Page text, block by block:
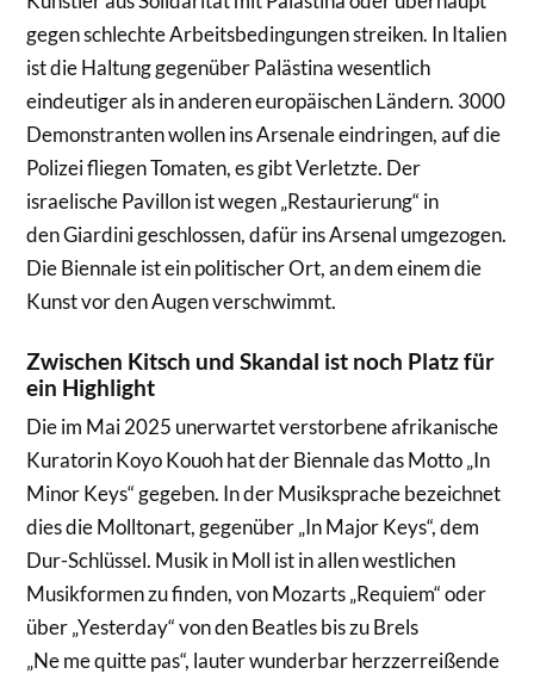
gegen schlechte Arbeitsbedingungen streiken. In Italien
ist die Haltung gegenüber Palästina wesentlich
eindeutiger als in anderen europäischen Ländern. 3000
Demonstranten wollen ins Arsenale eindringen, auf die
Polizei fliegen Tomaten, es gibt Verletzte. Der
israelische Pavillon ist wegen „Restaurierung“ in
den Giardini geschlossen, dafür ins Arsenal umgezogen.
Die Biennale ist ein politischer Ort, an dem einem die
Kunst vor den Augen verschwimmt.
Zwischen Kitsch und Skandal ist noch Platz für
ein Highlight
Die im Mai 2025 unerwartet verstorbene afrikanische
KuratorinKoyoKouohhat der Biennale das Motto „In
Minor Keys“ gegeben. In der Musiksprache bezeichnet
dies die Molltonart, gegenüber „In Major Keys“, dem
Dur-Schlüssel. Musik in Moll ist in allen westlichen
Musikformen zu finden, von Mozarts „Requiem“ oder
über „Yesterday“ von den Beatles bis zu Brels
„Nemequittepas“, lauter wunderbar herzzerreißende